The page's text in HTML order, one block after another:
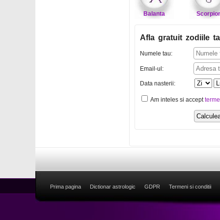
Balanta
Afla gratuit zodiile
Numele tau:
Email-ul:
Data nasterii:
Am inteles si accept
Prima pagina Dictionar astrologic GDPR Termeni si conditii